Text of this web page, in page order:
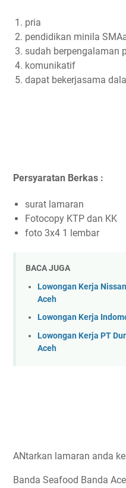
pria
pendidikan minila
sudah berpengalaman
komunikatif
dapat bekerjasama
Persyaratan Berkas :
surat lamaran
Fotocopy KTP dan KK
foto 3x4 1 lembar
BACA JUGA
Lowongan Kerja
Aceh
Lowongan Kerja
Lowongan Kerja PT
Aceh
ANtarkan lamaran anda
Banda Seafood Banda